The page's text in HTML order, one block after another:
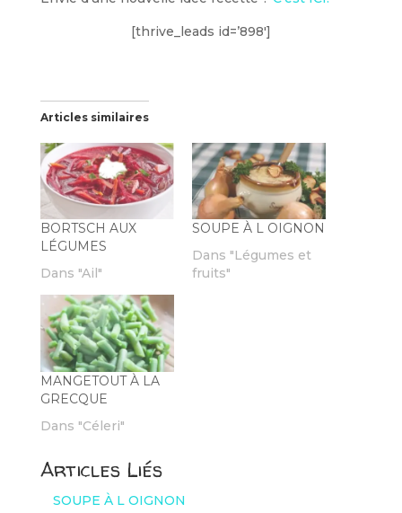
[thrive_leads id=’898′]
Articles similaires
BORTSCH AUX
LÉGUMES
Dans "Ail"
SOUPE À L OIGNON
Dans "Légumes et
fruits"
MANGETOUT À LA
GRECQUE
Dans "Céleri"
Articles Liés
SOUPE À L OIGNON